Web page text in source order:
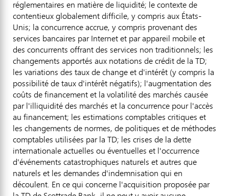
réglementaires en matière de liquidité; le contexte de
contentieux globalement difficile, y compris aux États-
Unis; la concurrence accrue, y compris provenant des
services bancaires par Internet et par appareil mobile et
des concurrents offrant des services non traditionnels; les
changements apportés aux notations de crédit de la TD;
les variations des taux de change et d'intérêt (y compris la
possibilité de taux d'intérêt négatifs); l'augmentation des
coûts de financement et la volatilité des marchés causée
par l'illiquidité des marchés et la concurrence pour l'accès
au financement; les estimations comptables critiques et
les changements de normes, de politiques et de méthodes
comptables utilisées par la TD; les crises de la dette
internationale actuelles ou éventuelles et l'occurrence
d'événements catastrophiques naturels et autres que
naturels et les demandes d'indemnisation qui en
découlent. En ce qui concerne l'acquisition proposée par